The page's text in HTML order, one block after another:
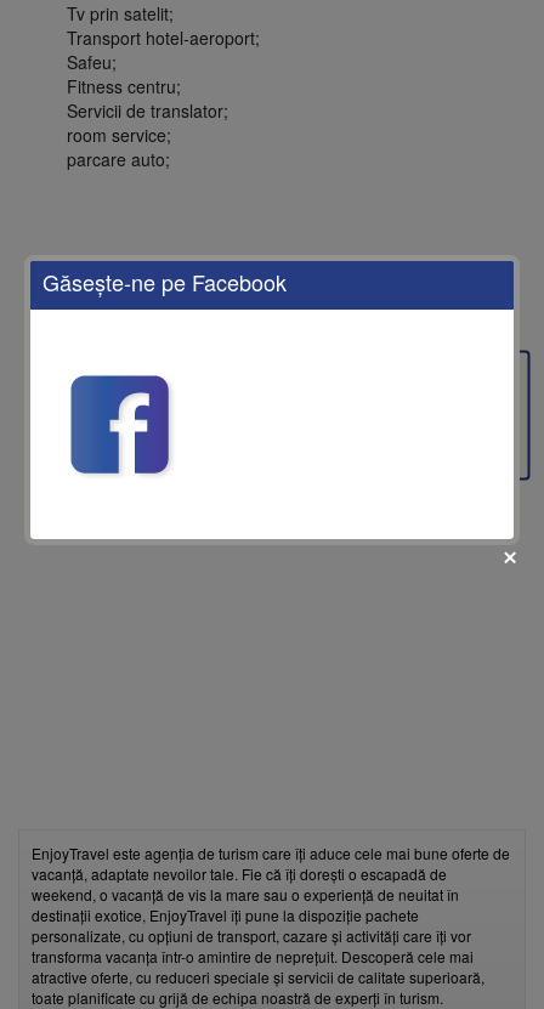
Tv prin satelit;
Transport hotel-aeroport;
Safeu;
Fitness centru;
Servicii de translator;
room service;
parcare auto;
EnjoyTravel este agenția de turism care îți aduce cele mai bune oferte de
vacanță, adaptate nevoilor tale. Fie că îți dorești o escapadă de
weekend, o vacanță de vis la mare sau o experiență de neuitat în
destinații exotice, EnjoyTravel îți pune la dispoziție pachete
personalizate, cu opțiuni de transport, cazare și activități care îți vor
transforma vacanța într-o amintire de neprețuit. Descoperă cele mai
atractive oferte, cu reduceri speciale și servicii de calitate superioară,
toate planificate cu grijă de echipa noastră de experți în turism.
Găseşte-ne pe Facebook